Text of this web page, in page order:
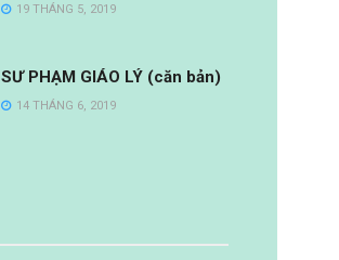
19 THÁNG 5, 2019
SƯ PHẠM GIÁO LÝ (căn bản)
14 THÁNG 6, 2019